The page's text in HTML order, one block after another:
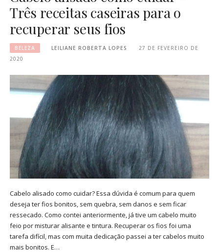
Três receitas caseiras para o
recuperar seus fios
BELEZA LEILIANE ROBERTA LOPES
27 DE FEVEREIRO DE
2020
Cabelo alisado como cuidar? Essa dúvida é comum para quem
deseja ter fios bonitos, sem quebra, sem danos e sem ficar
ressecado. Como contei anteriormente, já tive um cabelo muito
feio por misturar alisante e tintura. Recuperar os fios foi uma
tarefa difícil, mas com muita dedicação passei a ter cabelos muito
mais bonitos. E…